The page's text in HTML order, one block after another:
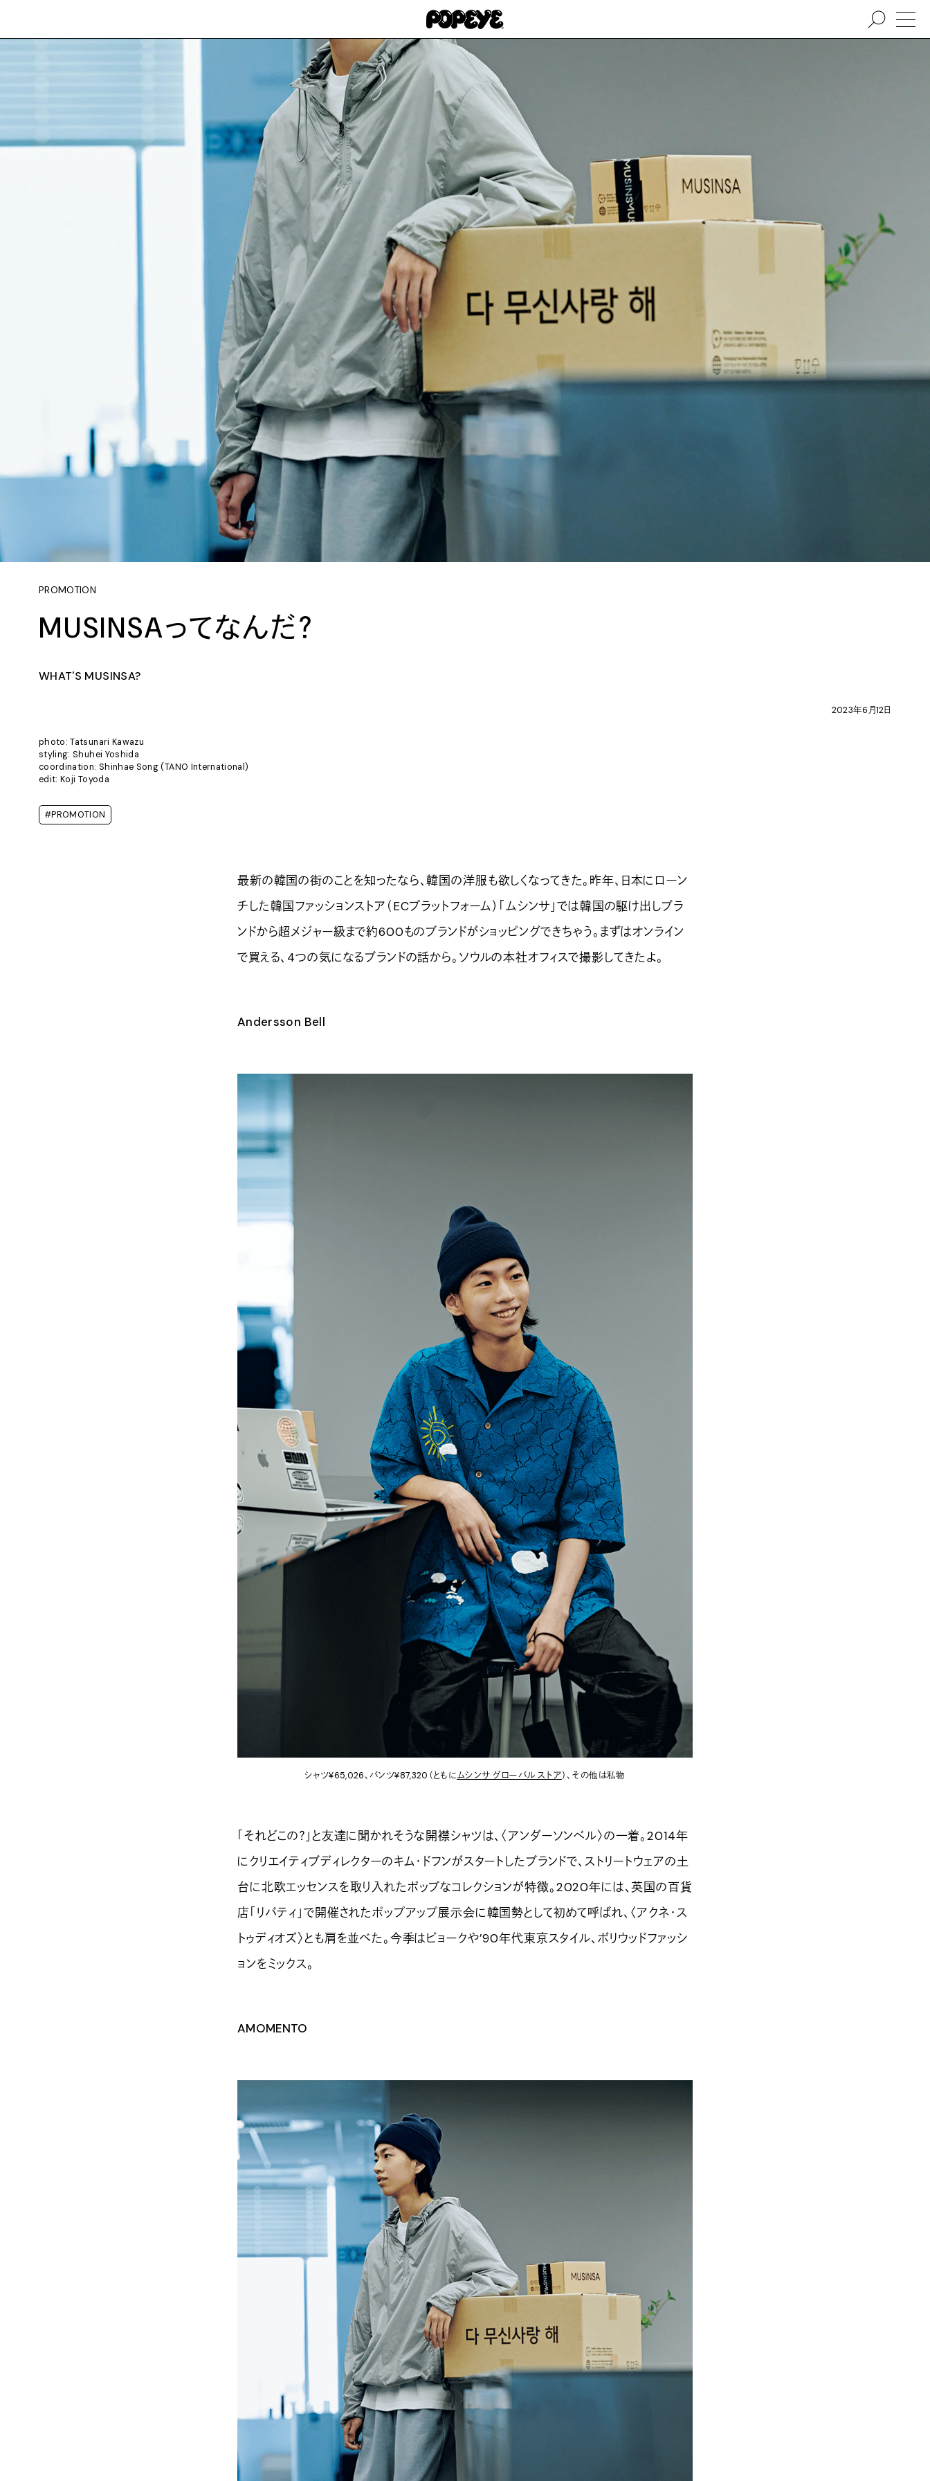
PROMOTION
MUSINSAってなんだ？
WHAT'S MUSINSA?
2023年6月12日
photo: Tatsunari Kawazu
styling: Shuhei Yoshida
coordination: Shinhae Song (TANO International)
edit: Koji Toyoda
#PROMOTION
最新の韓国の街のことを知ったなら、韓国の洋服も欲しくなってきた。昨年、日本にローン
チした韓国ファッションストア（ECプラットフォーム）「ムシンサ」では韓国の駆け出しブラ
ンドから超メジャー級まで約600ものブランドがショッピングできちゃう。まずはオンライン
で買える、4つの気になるブランドの話から。ソウルの本社オフィスで撮影してきたよ。
Andersson Bell
シャツ¥65,026、パンツ¥87,320（ともにムシンサ グローバル ストア）、その他は私物
「それどこの？」と友達に聞かれそうな開襟シャツは、〈アンダーソンベル〉の一着。2014年
にクリエイティブディレクターのキム・ドフンがスタートしたブランドで、ストリートウェアの土
台に北欧エッセンスを取り入れたポップなコレクションが特徴。2020年には、英国の百貨
店「リバティ」で開催されたポップアップ展示会に韓国勢として初めて呼ばれ、〈アクネ・ス
トゥディオズ〉とも肩を並べた。今季はビョークや’90年代東京スタイル、ボリウッドファッシ
ョンをミックス。
AMOMENTO